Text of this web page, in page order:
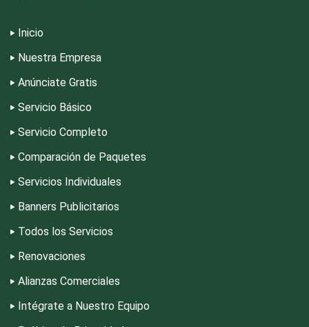
Dentistas
Deportes
Desarrollo de Software
Desperdicios Industriales
Inicio
Nuestra Empresa
Anúnciate Gratis
Servicio Básico
Servicio Completo
Comparación de Paquetes
Servicios Individuales
Banners Publicitarios
Todos los Servicios
Renovaciones
Alianzas Comerciales
Intégrate a Nuestro Equipo